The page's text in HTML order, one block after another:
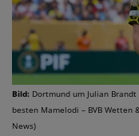
Bild: Dortmund um Julian
besten Mamelodi – BVB Wetten
News)